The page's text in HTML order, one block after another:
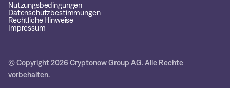
Nutzungsbedingungen
Datenschutzbestimmungen
Rechtliche Hinweise
Impressum
© Copyright 2026 Cryptonow Group AG. Alle Rechte
vorbehalten.